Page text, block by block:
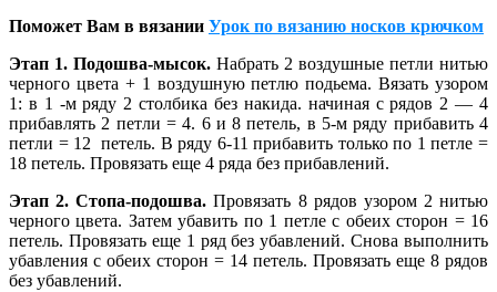
Поможет Вам в вязании Урок по вязанию носков крючком
Этап 1. Подошва-мысок. Набрать 2 воздушные петли нитью
черного цвета + 1 воздушную петлю подьема. Вязать узором
1: в 1 -м ряду 2 столбика без накида. начиная с рядов 2 — 4
прибавлять 2 петли = 4. 6 и 8 петель, в 5-м ряду прибавить 4
петли = 12 петель. В ряду 6-11 прибавить только по 1 петле =
18 петель. Провязать еще 4 ряда без прибавлений.
Этап 2. Стопа-подошва. Провязать 8 рядов узором 2 нитью
черного цвета. Затем убавить по 1 петле с обеих сторон = 16
петель. Провязать еще 1 ряд без убавлений. Снова выполнить
убавления с обеих сторон = 14 петель. Провязать еще 8 рядов
без убавлений.